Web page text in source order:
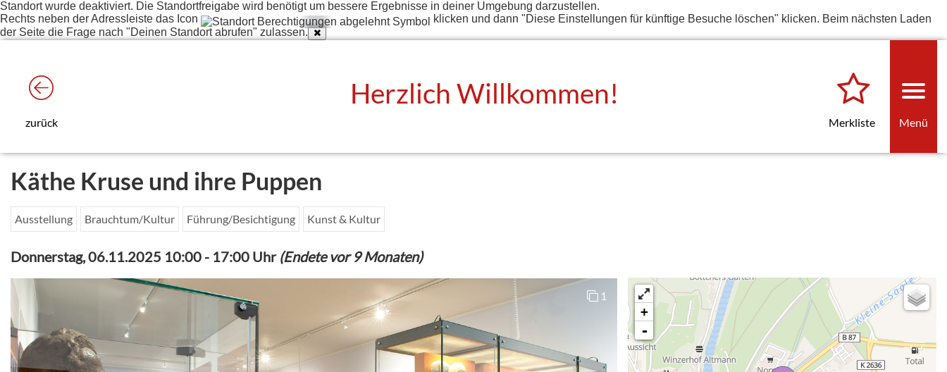
Standort wurde deaktiviert. Die Standortfreigabe wird benötigt um bessere Ergebnisse in deiner Umgebung darzustellen.
Rechts neben der Adressleiste das Icon
klicken und dann "Diese Einstellungen für künftige Besuche löschen" klicken. Beim nächsten Laden
der Seite die Frage nach "Deinen Standort abrufen" zulassen.
zurück
Herzlich Willkommen!
Merkliste Menü
Käthe Kruse und ihre Puppen
Ausstellung Brauchtum/Kultur Führung/Besichtigung Kunst & Kultur
Donnerstag, 06.11.2025 10:00 - 17:00 Uhr(Endete vor 9 Monaten)
1
+
-